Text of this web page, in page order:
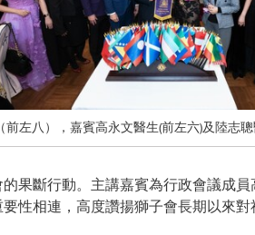
左八），嘉賓高永文醫生(前左六)及陸志聰
果斷行動。主講嘉賓為行政會議成
性相連，高度讚揚獅子會長期以來對